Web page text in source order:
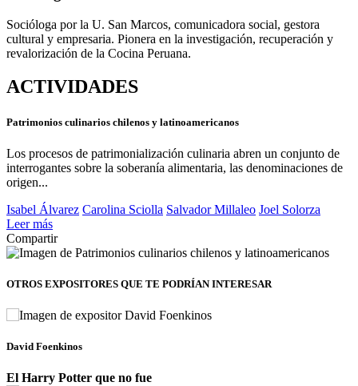
Socióloga por la U. San Marcos, comunicadora social, gestora
cultural y empresaria. Pionera en la investigación, recuperación y
revalorización de la Cocina Peruana.
ACTIVIDADES
Patrimonios culinarios chilenos y latinoamericanos
Los procesos de patrimonialización culinaria abren un conjunto de
interrogantes sobre la soberanía alimentaria, las denominaciones de
origen...
Isabel Álvarez Carolina Sciolla Salvador Millaleo Joel Solorza
Leer más
Compartir
OTROS EXPOSITORES QUE TE PODRÍAN INTERESAR
David Foenkinos
El Harry Potter que no fue